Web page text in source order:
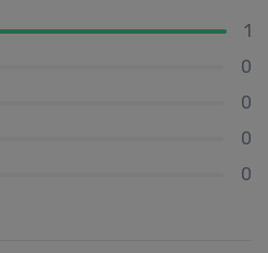
1
0
0
0
0